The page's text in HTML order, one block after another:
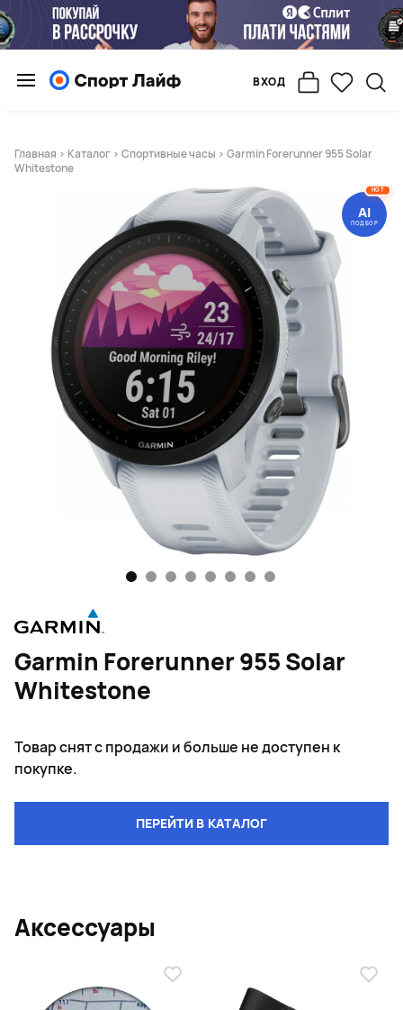
ВХОД
Главная > Каталог > Спортивные часы > Garmin Forerunner 955 Solar
Whitestone
Garmin Forerunner 955 Solar
Whitestone
Товар снят с продажи и больше не доступен к
покупке.
ПЕРЕЙТИ В КАТАЛОГ
HOT
AI
ПОДБОР
1 2 3 4 5 6 7 8
Аксессуары